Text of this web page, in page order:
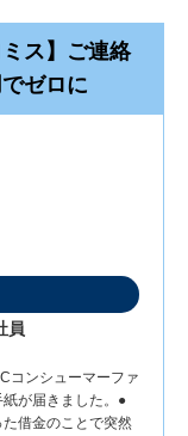
ス】ご連絡
ゼロに
員
コンシューマーファ
が届きました。●
借金のことで突然